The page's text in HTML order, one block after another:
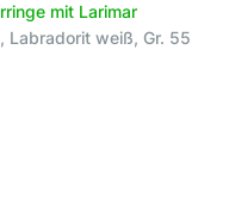
mit Larimar
Labradorit weiß, Gr. 55